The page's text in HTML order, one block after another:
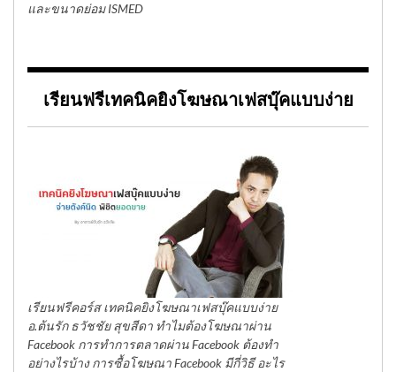
และขนาดย่อม ISMED
เรียนฟรีเทคนิคยิงโฆษณาเฟสบุ๊คแบบง่าย
เรียนฟรีคอร์ส เทคนิคยิงโฆษณาเฟสบุ๊คแบบง่าย
อ.ต้นรัก ธวัชชัย สุขสีดา ทำไมต้องโฆษณาผ่าน
Facebook การทำการตลาดผ่าน Facebook ต้องทำ
อย่างไรบ้าง การซื้อโฆษณา Facebook มีกี่วิธี อะไร